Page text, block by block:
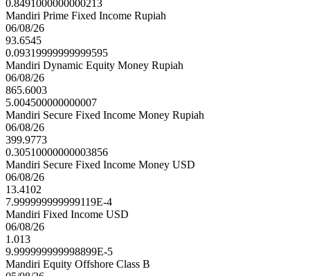
0.8491000000000213
Mandiri Prime Fixed Income Rupiah
06/08/26
93.6545
0.09319999999999595
Mandiri Dynamic Equity Money Rupiah
06/08/26
865.6003
5.004500000000007
Mandiri Secure Fixed Income Money Rupiah
06/08/26
399.9773
0.30510000000003856
Mandiri Secure Fixed Income Money USD
06/08/26
13.4102
7.999999999999119E-4
Mandiri Fixed Income USD
06/08/26
1.013
9.999999999998899E-5
Mandiri Equity Offshore Class B